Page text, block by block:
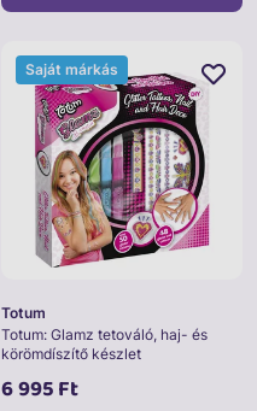
Totum
Totum: Glamz tetováló, haj- és
körömdíszítő készlet
6 995 Ft
Saját márkás